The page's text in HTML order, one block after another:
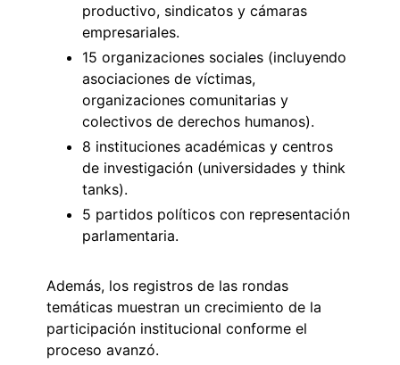
productivo, sindicatos y cámaras
empresariales.
15 organizaciones sociales (incluyendo
asociaciones de víctimas,
organizaciones comunitarias y
colectivos de derechos humanos).
8 instituciones académicas y centros
de investigación (universidades y think
tanks).
5 partidos políticos con representación
parlamentaria.
Además, los registros de las rondas
temáticas muestran un crecimiento de la
participación institucional conforme el
proceso avanzó.